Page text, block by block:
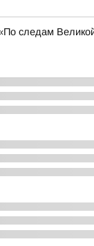
следам